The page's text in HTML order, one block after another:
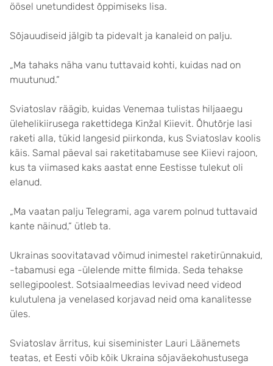
öösel unetundidest õppimiseks lisa.
Sõjauudiseid jälgib ta pidevalt ja kanaleid on palju.
„Ma tahaks näha vanu tuttavaid kohti, kuidas nad on
muutunud.“
Sviatoslav räägib, kuidas Venemaa tulistas hiljaaegu
ülehelikiirusega rakettidega Kinžal Kiievit. Õhutõrje lasi
raketi alla, tükid langesid piirkonda, kus Sviatoslav koolis
käis. Samal päeval sai raketitabamuse see Kiievi rajoon,
kus ta viimased kaks aastat enne Eestisse tulekut oli
elanud.
„Ma vaatan palju Telegrami, aga varem polnud tuttavaid
kante näinud,“ ütleb ta.
Ukrainas soovitatavad võimud inimestel raketirünnakuid,
-tabamusi ega -ülelende mitte filmida. Seda tehakse
sellegipoolest. Sotsiaalmeedias levivad need videod
kulutulena ja venelased korjavad neid oma kanalitesse
üles.
Sviatoslav ärritus, kui siseminister Lauri Läänemets
teatas, et Eesti võib kõik Ukraina sõjaväekohustusega